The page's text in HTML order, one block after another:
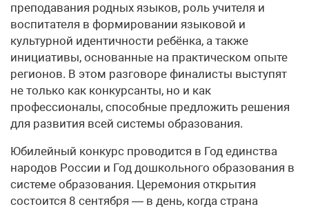
преподавания родных языков, роль учителя и
воспитателя в формировании языковой и
культурной идентичности ребёнка, а также
инициативы, основанные на практическом опыте
регионов. В этом разговоре финалисты выступят
не только как конкурсанты, но и как
профессионалы, способные предложить решения
для развития всей системы образования.
Юбилейный конкурс проводится в Год единства
народов России и Год дошкольного образования в
системе образования. Церемония открытия
состоится 8 сентября — в день, когда страна